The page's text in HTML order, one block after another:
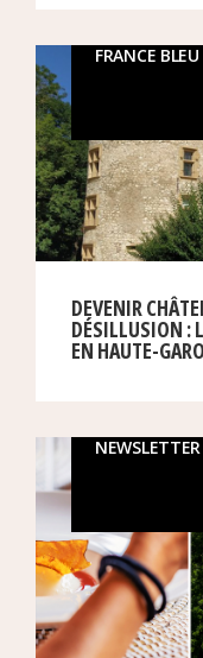
FRANCE BLEU
DEVENIR
DÉSILLUSION :
EN HAUTE-
NEWSLETTER